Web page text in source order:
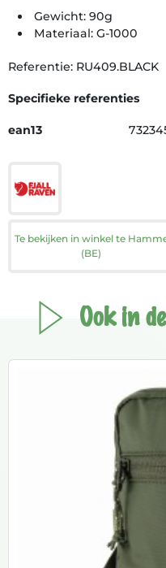
Gewicht: 90g
Materiaal: G-1000
Referentie: RU409.BLACK
Specifieke referenties
ean13
Te bekijken in winkel te
(BE)
Ook in